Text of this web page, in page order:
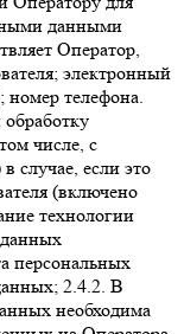
данными
Оператор,
электронный
номер телефона.
числе, с
случае, если это
(включено
технологии
персональных
2.4.2. В
необходима